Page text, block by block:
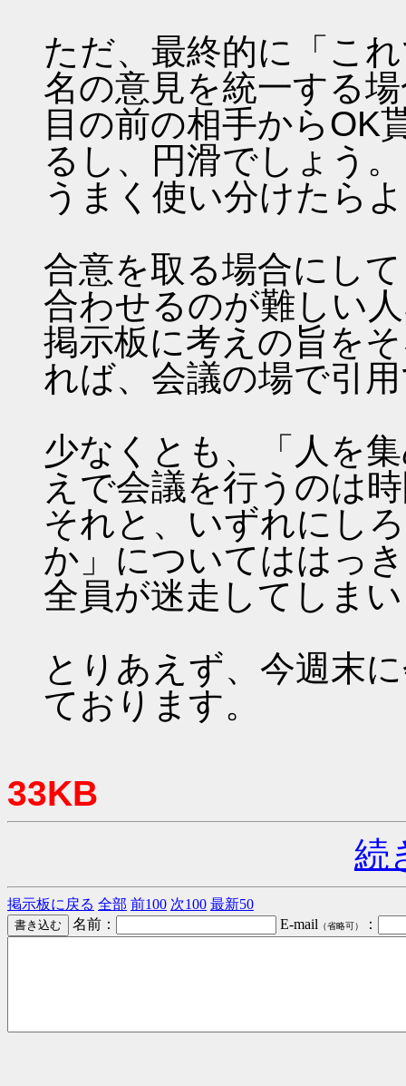
ただ、最終的に「こ
名の意見を統一する
目の前の相手からOK
るし、円滑でしょう。
うまく使い分けたら
合意を取る場合にし
合わせるのが難しい
掲示板に考えの旨を
れば、会議の場で引
少なくとも、「人を
えで会議を行うのは
それと、いずれにし
か」についてははっ
全員が迷走してしま
とりあえず、今週末
ております。
33KB
続
掲示板に戻る 全部 前100 次100 最新50
名前：
E-mail （省略可） ：